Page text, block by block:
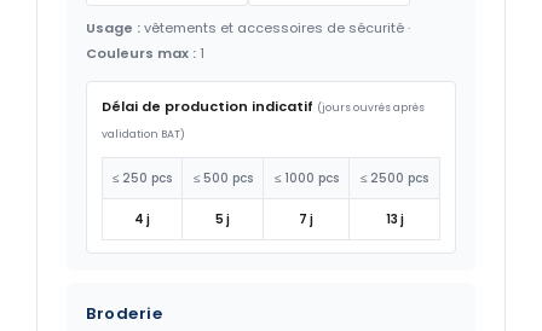
Usage :vêtements et accessoires de sécurité ·
Couleurs max : 1
Délai de production indicatif (jours ouvrés après
validation BAT)
≤ 250 pcs ≤ 500 pcs ≤ 1000 pcs ≤ 2500 pcs
4 j 5 j 7 j 13 j
Broderie